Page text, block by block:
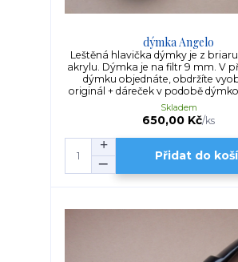
dýmka Angelo
Leštěná hlavička dýmky je z
akrylu. Dýmka je na filtr 9 mm. V
dýmku objednáte, obdržíte
originál + dáreček v podobě
650,00 Kč/ks
Skladem
Přidat do